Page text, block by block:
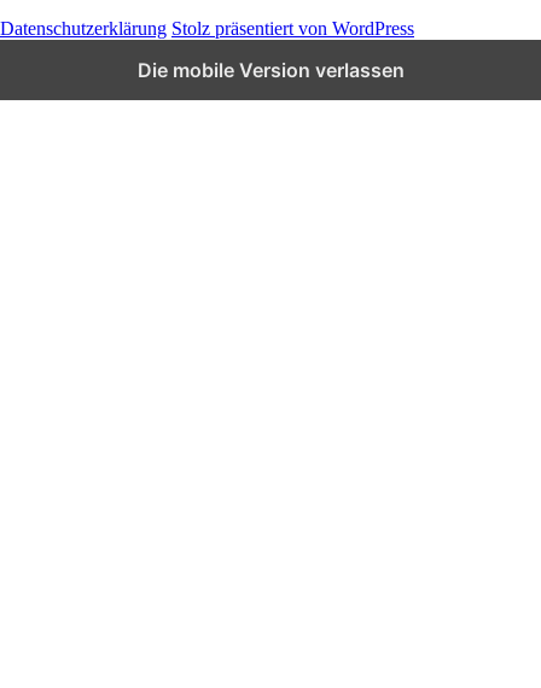
Datenschutzerklärung Stolz präsentiert von WordPress
Die mobile Version verlassen